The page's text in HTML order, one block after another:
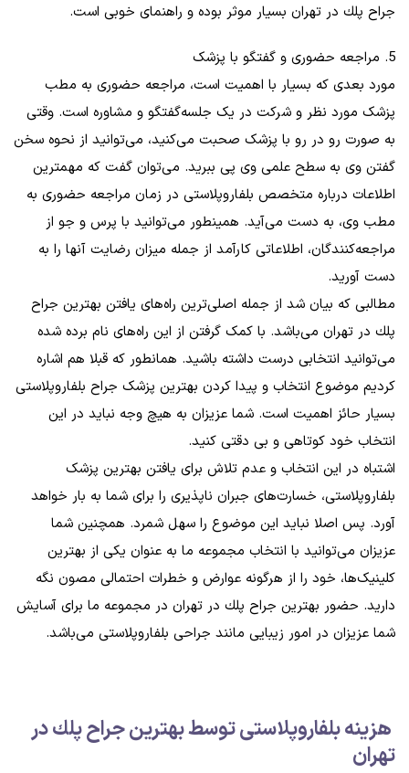
جراح پلك در تهران بسیار موثر بوده و راهنمای خوبی است.
5. مراجعه حضوری و گفتگو با پزشک
مورد بعدی که بسیار با اهمیت است، مراجعه حضوری به مطب
پزشک مورد نظر و شرکت در یک جلسه‌گفتگو و مشاوره است. وقتی
به صورت رو در رو با پزشک صحبت می‌کنید، می‌توانید از نحوه سخن
گفتن وی به سطح علمی وی پی ببرید. می‌توان گفت که مهمترین
اطلاعات درباره متخصص بلفاروپلاستی در زمان مراجعه حضوری به
مطب وی، به دست می‌آید. همینطور می‌توانید با پرس و جو از
مراجعه‌کنندگان، اطلاعاتی کارآمد از جمله میزان رضایت آنها را به
دست آورید.
مطالبی که بیان شد از جمله اصلی‌ترین راه‌های یافتن بهترين جراح
پلك در تهران می‌باشد. با کمک گرفتن از این را‌ه‌های نام برده شده
می‌توانید انتخابی درست داشته باشید. همانطور که قبلا هم اشاره
کردیم موضوع انتخاب و پیدا کردن بهترین پزشک جراح بلفاروپلاستی
بسیار حائز اهمیت است. شما عزیزان به هیچ وجه نباید در این
انتخاب خود کوتاهی و بی دقتی کنید.
اشتباه در این انتخاب و عدم تلاش برای یافتن بهترین پزشک
بلفاروپلاستی، خسارت‌های جبران ناپذیری را برای شما به بار خواهد
آورد. پس اصلا نباید این موضوع را سهل شمرد. همچنین شما
عزیزان می‌توانید با انتخاب مجموعه ما به عنوان یکی از بهترین
کلینیک‌ها، خود را از هرگونه عوارض و خطرات احتمالی مصون نگه
دارید. حضور بهترين جراح پلك در تهران در مجموعه ما برای آسایش
شما عزیزان در امور زیبایی مانند جراحی بلفاروپلاستی می‌باشد.
هزینه بلفاروپلاستی توسط بهترين جراح پلك در
تهران